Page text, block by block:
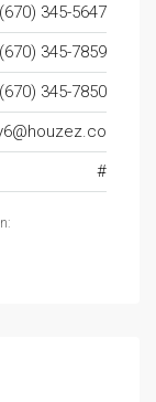
(670) 345-5647
(670) 345-7859
(670) 345-7850
#